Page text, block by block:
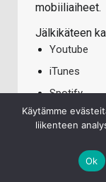
mobiiliaiheet.
Jälkikäteen
Youtube
iTunes
Spotify
TECHBBS
Käytämme
liikenteen
Ok